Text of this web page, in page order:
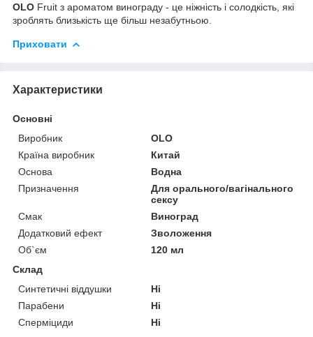
OLO Fruit з ароматом винограду - це ніжність і солодкість, які
зроблять близькість ще більш незабутньою.
Приховати
Характеристики
Основні
Виробник
OLO
Країна виробник
Китай
Основа
Водна
Призначення
Для орального/вагінального
сексу
Смак
Виноград
Додатковий ефект
Зволоження
Об`єм
120 мл
Склад
Синтетичні віддушки
Ні
Парабени
Ні
Сперміциди
Ні